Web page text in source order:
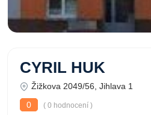
CYRIL HUK
Žižkova 2049/56, Jihlava 1
0
( 0 hodnocení )